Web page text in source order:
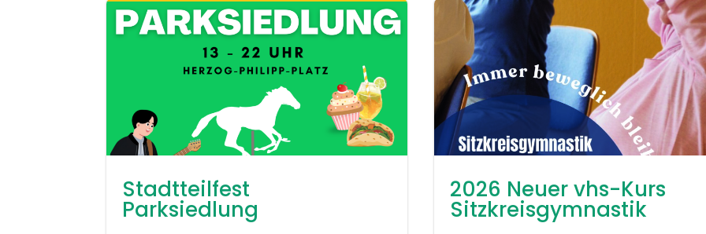
Stadtteilfest
Parksiedlung
2026 Neuer vhs-Kurs
Sitzkreisgymnastik